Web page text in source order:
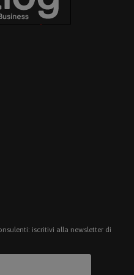
iscritivi alla newsletter di